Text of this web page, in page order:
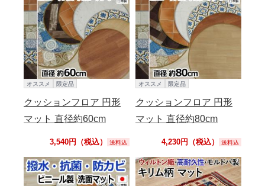
オススメ 限定品
クッションフロア 円形
マット 直径約60cm
3,540円（税込） 送料込
オススメ 限定品
クッションフロア 円形
マット 直径約80cm
4,230円（税込） 送料込